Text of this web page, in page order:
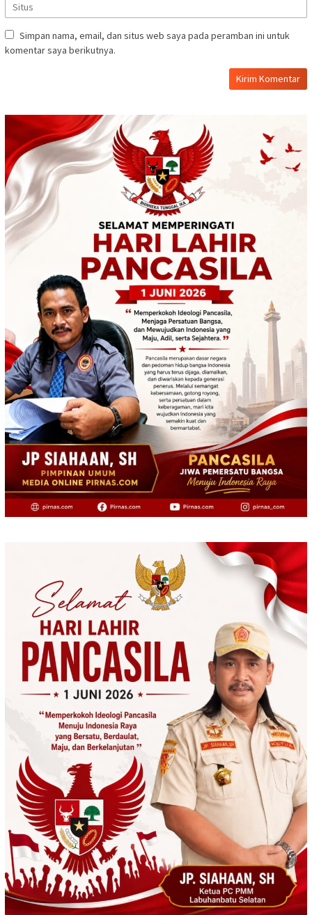
Simpan nama, email, dan situs web saya pada peramban ini untuk
komentar saya berikutnya.